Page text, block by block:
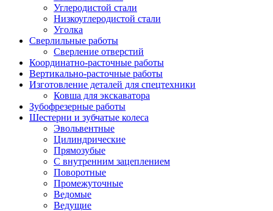
Углеродистой стали
Низкоуглеродистой стали
Уголка
Сверлильные работы
Сверление отверстий
Координатно-расточные работы
Вертикально-расточные работы
Изготовление деталей для спецтехники
Ковша для экскаватора
Зубофрезерные работы
Шестерни и зубчатые колеса
Эвольвентные
Цилиндрические
Прямозубые
С внутренним зацеплением
Поворотные
Промежуточные
Ведомые
Ведущие